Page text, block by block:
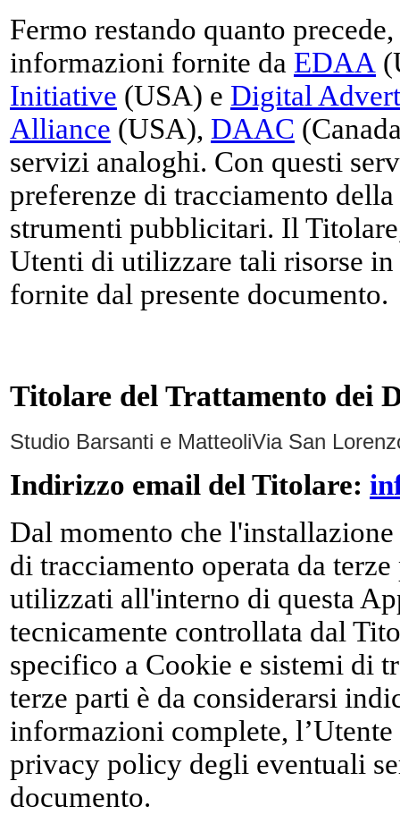
Fermo restando quanto
informazioni fornite da EDAA
Initiative (USA) e Digital
Alliance (USA), DAAC
servizi analoghi. Con questi
preferenze di tracciamento
strumenti pubblicitari. Il
Utenti di utilizzare tali risorse
fornite dal presente documento.
Titolare del Trattamento dei
Studio Barsanti e MatteoliVia San
Indirizzo email del Titolare:
Dal momento che
di tracciamento operata da
utilizzati all'interno di questa
tecnicamente controllata dal
specifico a Cookie e sistemi di
terze parti è da considerarsi
informazioni complete,
privacy policy degli eventuali
documento.